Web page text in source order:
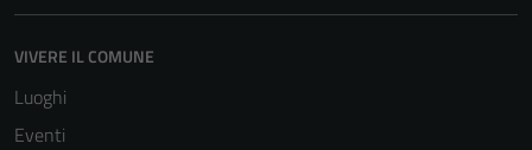
VIVERE IL COMUNE
Luoghi
Eventi
personali.